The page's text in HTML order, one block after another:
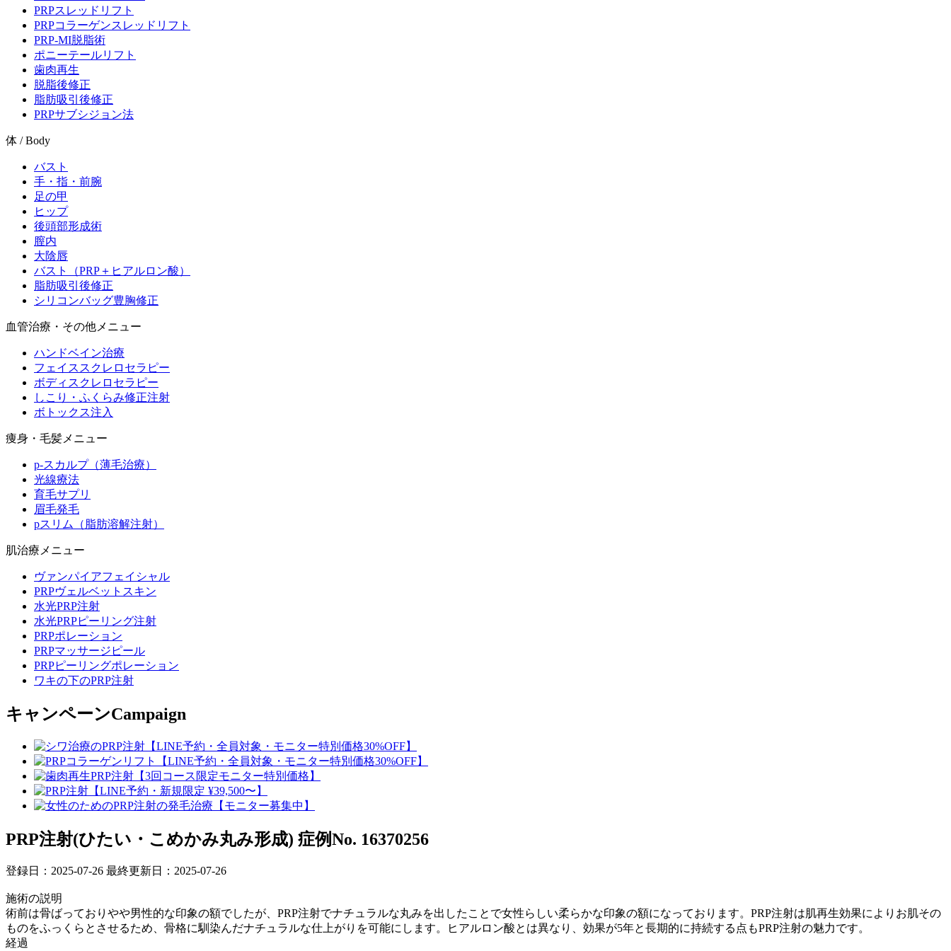
PRPスレッドリフト
PRPコラーゲンスレッドリフト
PRP-MI脱脂術
ポニーテールリフト
歯肉再生
脱脂後修正
脂肪吸引後修正
PRPサブシジョン法
体 / Body
バスト
手・指・前腕
足の甲
ヒップ
後頭部形成術
膣内
大陰唇
バスト（PRP＋ヒアルロン酸）
脂肪吸引後修正
シリコンバッグ豊胸修正
血管治療・その他メニュー
ハンドベイン治療
フェイススクレロセラピー
ボディスクレロセラピー
しこり・ふくらみ修正注射
ボトックス注入
痩身・毛髪メニュー
p-スカルプ（薄毛治療）
光線療法
育毛サプリ
眉毛発毛
pスリム（脂肪溶解注射）
肌治療メニュー
ヴァンパイアフェイシャル
PRPヴェルベットスキン
水光PRP注射
水光PRPピーリング注射
PRPポレーション
PRPマッサージピール
PRPピーリングポレーション
ワキの下のPRP注射
キャンペーンCampaign
PRP注射(ひたい・こめかみ丸み形成) 症例No. 16370256
登録日：2025-07-26 最終更新日：2025-07-26
施術の説明
術前は骨ばっておりやや男性的な印象の額でしたが、PRP注射でナチュラルな丸みを出したことで女性らしい柔らかな印象の額になっております。PRP注射は肌再生効果によりお肌その
ものをふっくらとさせるため、骨格に馴染んだナチュラルな仕上がりを可能にします。ヒアルロン酸とは異なり、効果が5年と長期的に持続する点もPRP注射の魅力です。
経過